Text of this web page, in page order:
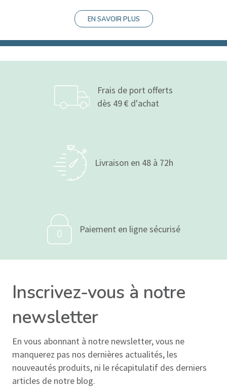
EN SAVOIR PLUS
Frais de port offerts
dès 49 € d'achat
Livraison en 48 à 72h
Paiement en ligne sécurisé
Inscrivez-vous à notre
newsletter
En vous abonnant à notre newsletter, vous ne
manquerez pas nos dernières actualités, les
nouveautés produits, ni le récapitulatif des derniers
articles de notre blog.